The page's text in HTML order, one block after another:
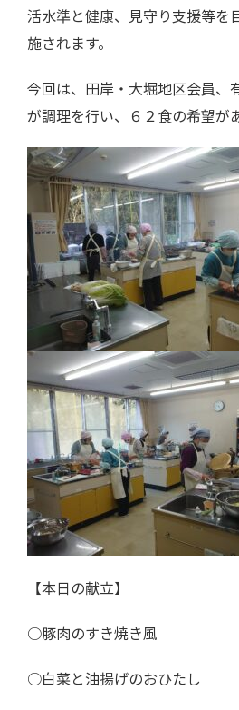
活水準と健康、見守り支援等を
施されます。
今回は、田岸・大堀地区会員、
が調理を行い、６２食の希望が
【本日の献立】
○豚肉のすき焼き風
○白菜と油揚げのおひたし